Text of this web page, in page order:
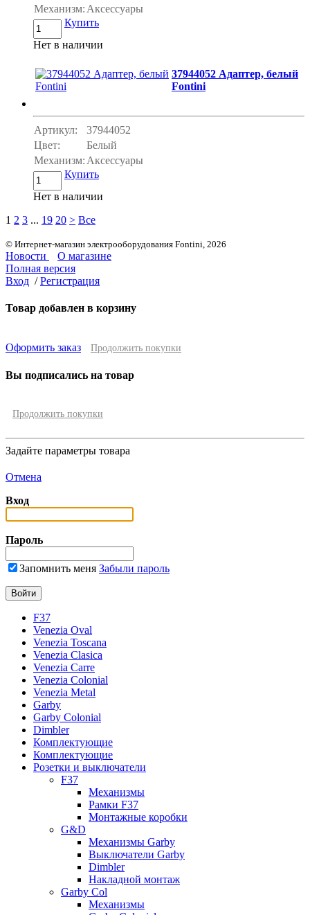
Механизм: Аксессуары
Купить
Нет в наличии
37944052 Адаптер, белый
Fontini
Артикул:
37944052
Цвет:
Белый
Механизм: Аксессуары
Купить
Нет в наличии
1 2 3 ... 19 20 > Все
© Интернет-магазин электрооборудования Fontini, 2026
Новости
О магазине
Полная версия
Вход / Регистрация
Товар добавлен в корзину
Оформить заказ Продолжить покупки
Вы подписались на товар
Продолжить покупки
Задайте параметры товара
Отмена
Вход
Пароль
Запомнить меня Забыли пароль
F37
Venezia Oval
Venezia Toscana
Venezia Clasica
Venezia Carre
Venezia Colonial
Venezia Metal
Garby
Garby Colonial
Dimbler
Комплектующие
Комплектующие
Розетки и выключатели
F37
Механизмы
Рамки F37
Монтажные коробки
G&D
Механизмы Garby
Выключатели Garby
Dimbler
Накладной монтаж
Garby Col
Механизмы